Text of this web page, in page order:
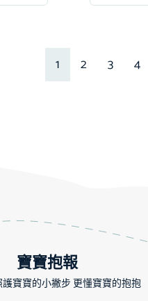
1 2 3 4
寶寶抱報
寶寶的小撇步 更懂寶寶的抱抱